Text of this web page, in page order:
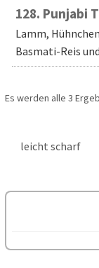
128. Punjabi
Lamm,
Basmati-Reis
Es werden alle 3
leicht scharf